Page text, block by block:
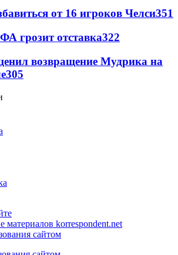
от 16 игроков Челси351
грозит отставка322
возвращение Мудрика на
305
материалов korrespondent.net
сайтом